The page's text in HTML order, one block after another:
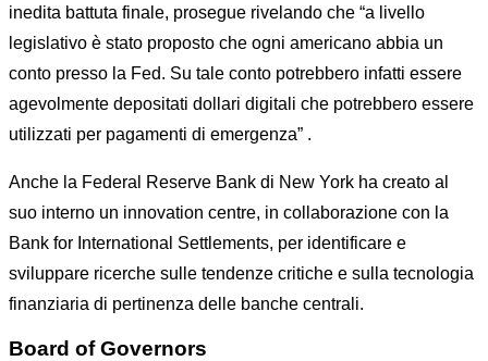
inedita battuta finale, prosegue rivelando che “a livello
legislativo è stato proposto che ogni americano abbia un
conto presso la Fed. Su tale conto potrebbero infatti essere
agevolmente depositati dollari digitali che potrebbero essere
utilizzati per pagamenti di emergenza” .
Anche la Federal Reserve Bank di New York ha creato al
suo interno un innovation centre, in collaborazione con la
Bank for International Settlements, per identificare e
sviluppare ricerche sulle tendenze critiche e sulla tecnologia
finanziaria di pertinenza delle banche centrali.
Board of Governors